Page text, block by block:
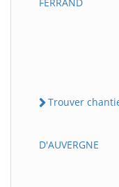
Trouver
D'AUVERGNE